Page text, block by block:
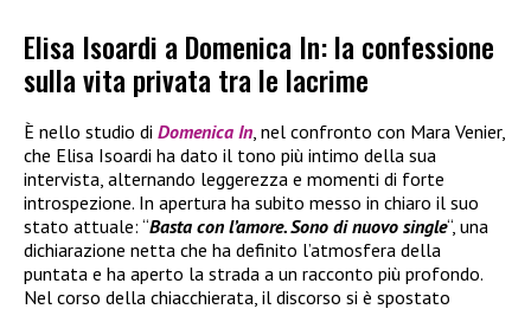
Elisa Isoardi a Domenica In: la confessione
sulla vita privata tra le lacrime
È nello studio di Domenica In, nel confronto con Mara Venier,
che Elisa Isoardi ha dato il tono più intimo della sua
intervista, alternando leggerezza e momenti di forte
introspezione. In apertura ha subito messo in chiaro il suo
stato attuale: “Basta con l’amore. Sono di nuovo single“, una
dichiarazione netta che ha definito l’atmosfera della
puntata e ha aperto la strada a un racconto più profondo.
Nel corso della chiacchierata, il discorso si è spostato